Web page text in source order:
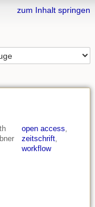
zum Inhalt springen
open access,
zeitschrift,
workflow